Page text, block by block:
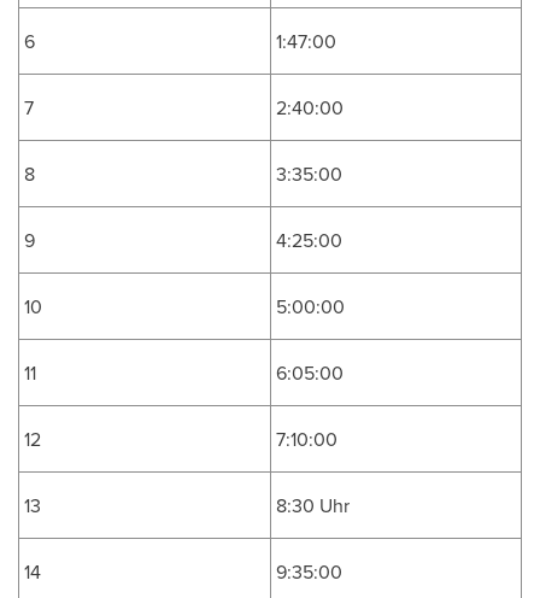
6 1:47:00
7 2:40:00
8 3:35:00
9 4:25:00
10 5:00:00
11 6:05:00
12 7:10:00
13 8:30 Uhr
14 9:35:00